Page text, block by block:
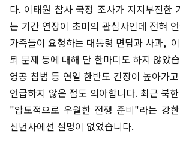
다. 이태원 참사 국정 조사가 지지부진한
는 기간 연장이 초미의 관심사인데 전혀
가족들이 요청하는 대통령 면담과 사과,
퇴 문제 등에 대해 단 한마디도 하지 않았
영공 침범 등 연일 한반도 긴장이 높아가
언급하지 않은 점도 의아합니다. 최근 북
"압도적으로 우월한 전쟁 준비"라는 강
신년사에선 설명이 없었습니다.